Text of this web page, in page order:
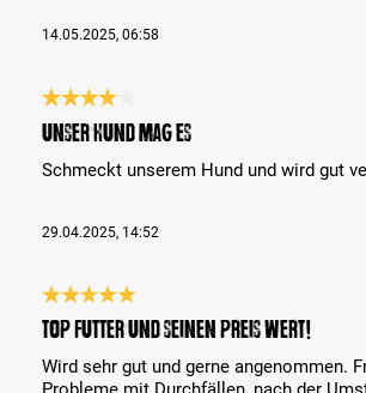
14.05.2025, 06:58
Review with rating of 4 out of 5 stars
Unser Hund mag es
Schmeckt unserem Hund und wird gut
29.04.2025, 14:52
Review with rating of 5 out of 5 stars
TOP Futter und seinen Preis wert!
Wird sehr gut und gerne angenommen.